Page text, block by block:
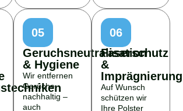
05
Geruchsneutralisation
& Hygiene
Wir entfernen
Gerüche
nachhaltig –
auch
06
Faserschutz
&
Imprägnierung
Auf Wunsch
schützen wir
Ihre Polster